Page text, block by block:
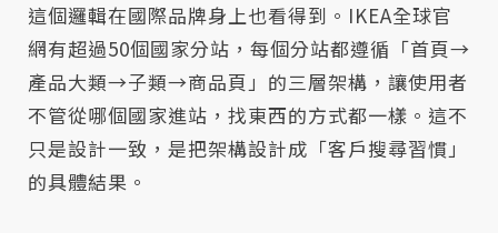
這個邏輯在國際品牌身上也看得到。IKEA全球官
網有超過50個國家分站，每個分站都遵循「首頁→
產品大類→子類→商品頁」的三層架構，讓使用者
不管從哪個國家進站，找東西的方式都一樣。這不
只是設計一致，是把架構設計成「客戶搜尋習慣」
的具體結果。